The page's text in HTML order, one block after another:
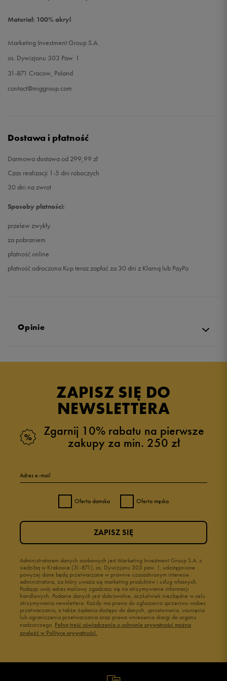
Materiał: 100% akryl
Marketing Investment Group S.A.
os. Dywizjonu 303 Paw. 1
31-871 Cracow, Poland
contact@miggroup.com
Dostawa i płatność
Darmowa dostawa od 299,99 zł
Czas realizacji 1-5 dni roboczych
30 dni na zwrot
Sposoby płatności:
przelew zwykły
za pobraniem
płatność online
płatność odroczona Kup teraz zapłać za 30 dni z Klarną lub PayPo
Opinie
5.0
zebranych i zweryfikowanych przez
4 0%
1 0%
Jak zbieramy opinie?
ZAPISZ SIĘ DO
NEWSLETTERA
Zgarnij 10% rabatu na pierwsze
zakupy za min. 250 zł
Adres e-mail
Oferta damska Oferta męska
Administratorem danych osobowych jest Marketing Investment Group S.A. z
siedzibą w Krakowie (31-871), os. Dywizjonu 303 paw. 1, udostępnione
powyżej dane będą przetwarzane w prawnie uzasadnionym interesie
administratora, za który uważa się marketing produktów i usług własnych.
Podając swój adres mailowy zgadzasz się na otrzymywanie informacji
handlowych. Podanie danych jest dobrowolne, aczkolwiek niezbędne w celu
otrzymywania newslettera. Każdy ma prawo do zgłoszenia sprzeciwu wobec
przetwarzania, a także żądania dostępu do danych, sprostowania, usunięcia
lub ograniczenia przetwarzania oraz prawo wniesienia skargi do organu
nadzorczego. Pełną treść oświadczenia o ochronie prywatności można
znaleźć w Polityce prywatności.
ZAPISZ SIĘ